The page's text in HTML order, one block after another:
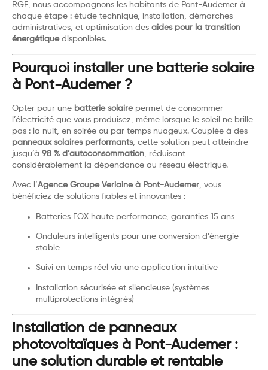
RGE, nous accompagnons les habitants de Pont-Audemer à
chaque étape : étude technique, installation, démarches
administratives, et optimisation des aides pour la transition
énergétiquedisponibles.
Pourquoi installer une batterie solaire
à Pont-Audemer ?
Opter pour une batterie solairepermet de consommer
l’électricité que vous produisez, même lorsque le soleil ne brille
pas : la nuit, en soirée ou par temps nuageux. Couplée à des
panneaux solaires performants, cette solution peut atteindre
jusqu’à 98 % d’autoconsommation , réduisant
considérablement la dépendance au réseau électrique.
Avec l’Agence Groupe Verlaine à Pont-Audemer, vous
bénéficiez de solutions fiables et innovantes :
Batteries FOX haute performance, garanties 15 ans
Onduleurs intelligents pour une conversion d’énergie
stable
Suivi en temps réel via une application intuitive
Installation sécurisée et silencieuse (systèmes
multiprotections intégrés)
Installation de panneaux
photovoltaïques à Pont-Audemer :
une solution durable et rentable